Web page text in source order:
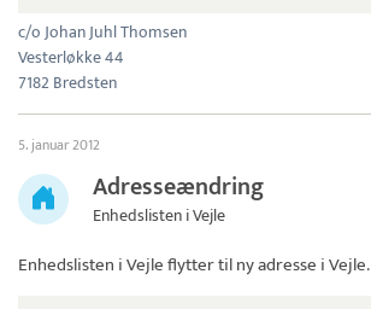
c/o Johan Juhl Thomsen
Vesterløkke 44
7182 Bredsten
5. januar 2012
Adresseændring
Enhedslisten i Vejle
Enhedslisten i Vejleflytter til ny adresse i Vejle.